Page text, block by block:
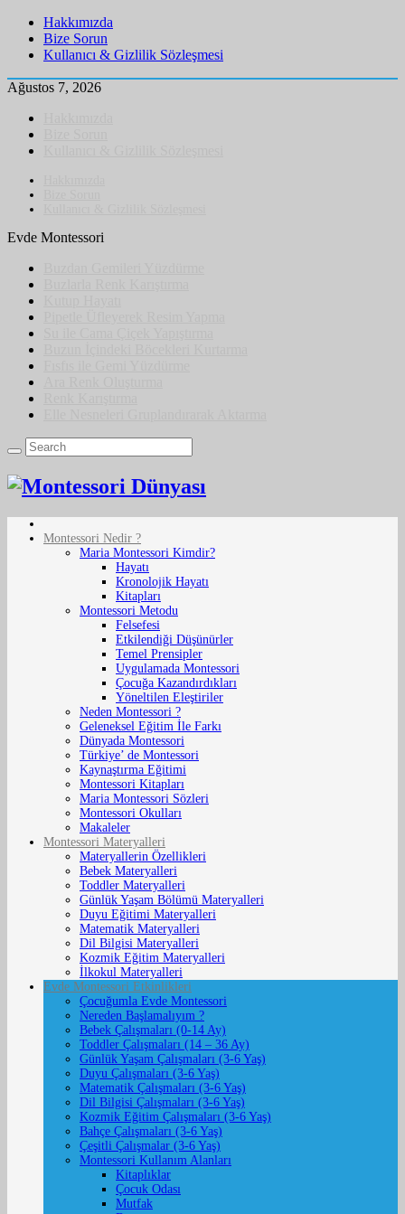
Hakkımızda
Bize Sorun
Kullanıcı & Gizlilik Sözleşmesi
Ağustos 7, 2026
Evde Montessori
Montessori Nedir ?
Maria Montessori Kimdir?
Hayatı
Kronolojik Hayatı
Kitapları
Montessori Metodu
Felsefesi
Etkilendiği Düşünürler
Temel Prensipler
Uygulamada Montessori
Çocuğa Kazandırdıkları
Yöneltilen Eleştiriler
Neden Montessori ?
Geleneksel Eğitim İle Farkı
Dünyada Montessori
Türkiye’ de Montessori
Kaynaştırma Eğitimi
Montessori Kitapları
Maria Montessori Sözleri
Montessori Okulları
Makaleler
Montessori Materyalleri
Materyallerin Özellikleri
Bebek Materyalleri
Toddler Materyalleri
Günlük Yaşam Bölümü Materyalleri
Duyu Eğitimi Materyalleri
Matematik Materyalleri
Dil Bilgisi Materyalleri
Kozmik Eğitim Materyalleri
İlkokul Materyalleri
Evde Montessori Etkinlikleri
Çocuğumla Evde Montessori
Nereden Başlamalıyım ?
Bebek Çalışmaları (0-14 Ay)
Toddler Çalışmaları (14 – 36 Ay)
Günlük Yaşam Çalışmaları (3-6 Yaş)
Duyu Çalışmaları (3-6 Yaş)
Matematik Çalışmaları (3-6 Yaş)
Dil Bilgisi Çalışmaları (3-6 Yaş)
Kozmik Eğitim Çalışmaları (3-6 Yaş)
Bahçe Çalışmaları (3-6 Yaş)
Çeşitli Çalışmalar (3-6 Yaş)
Montessori Kullanım Alanları
Kitaplıklar
Çocuk Odası
Mutfak